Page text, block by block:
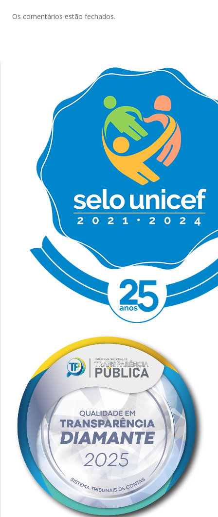
Os comentários estão fechados.